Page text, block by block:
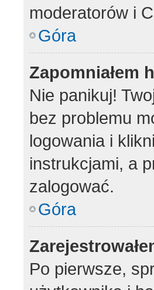
moderatorów i
Góra
Zapomniałem
Nie panikuj!
bez problemu
logowania i
instrukcjami, a
zalogować.
Góra
Po pierwsze,